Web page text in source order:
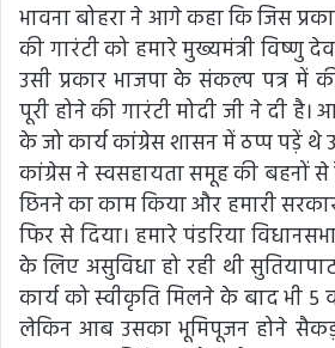
भावना बोहरा ने आगे कहा कि जिस
की गारंटी को हमारे मुख्यमंत्री विष्णु
उसी प्रकार भाजपा के संकल्प पत्र में
पूरी होने की गारंटी मोदी जी ने दी
के जो कार्य कांग्रेस शासन में ठप्प पड़ें थे
कांग्रेस ने स्वसहायता समूह की बहनों
छिनने का काम किया और हमारी
फिर से दिया। हमारे पंडरिया
के लिए असुविधा हो रही थी
कार्य को स्वीकृति मिलने के बाद भी 5
लेकिन आब उसका भूमिपूजन होने